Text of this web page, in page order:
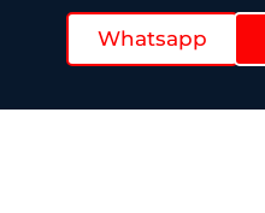
Whatsapp